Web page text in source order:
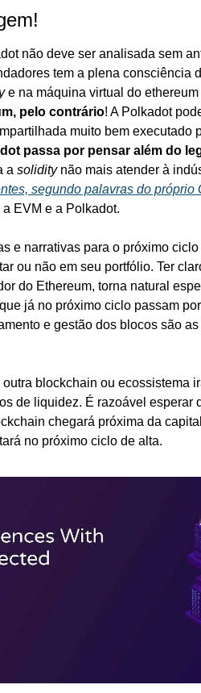
não deve ser analisada sem
tem a plena consciência
e na máquina virtual do ethereum
pelo contrário! A Polkadot
muito bem executado
passa por pensar além do
a solidity não mais atender à
segundo palavras do próprio
a EVM e a Polkadot.
e narrativas para o próximo
ou não em seu portfólio. Ter
do Ethereum, torna natural
já no próximo ciclo passam
e gestão dos blocos são
blockchain ou ecossistema
de liquidez. É razoável esperar
chegará próxima da
no próximo ciclo de alta.